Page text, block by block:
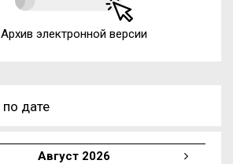
Архив электронной версии
по дате
Август 2026